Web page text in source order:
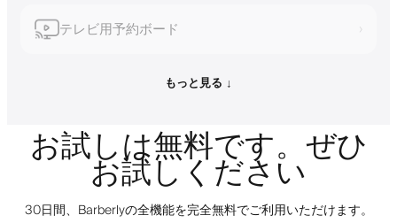
テレビ用予約ボード ›
もっと見る ↓
お試しは無料です。ぜひ
お試しください
30日間、Barberlyの全機能を完全無料でご利用いただけます。